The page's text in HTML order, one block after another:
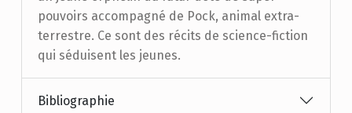
pouvoirs accompagné de Pock, animal extra-
terrestre. Ce sont des récits de science-fiction
qui séduisent les jeunes.
Bibliographie